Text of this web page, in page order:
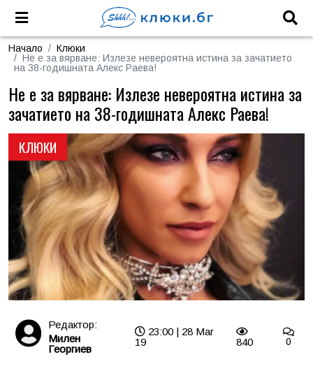
Начало
Клюки
Не е за вярване: Излезе невероятна истина за зачатието
на 38-годишната Алекс Раева!
КЛЮКИ
Не е за вярване: Излезе невероятна истина за
зачатието на 38-годишната Алекс Раева!
Редактор:
Милен
Георгиев
23:00 | 28 Mar
19
840 0